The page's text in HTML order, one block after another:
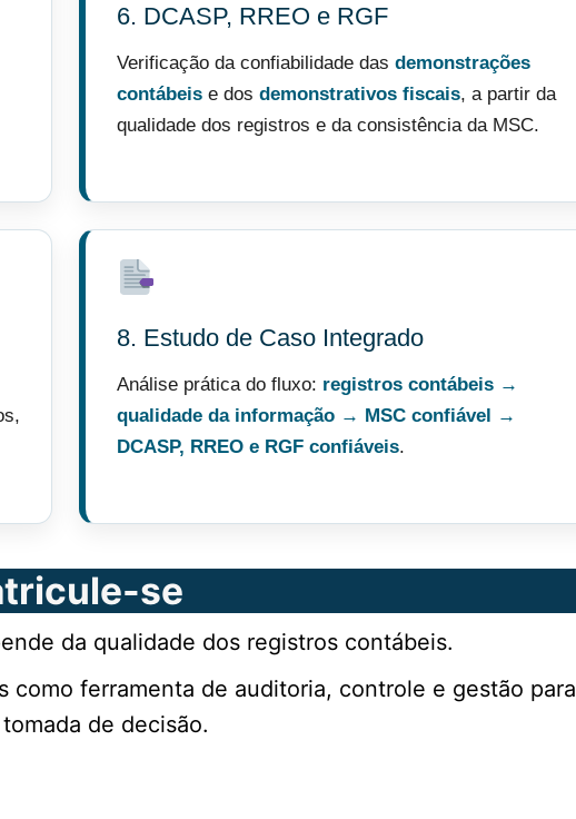
6. DCASP, RREO e RGF
Verificação da confiabilidade das demonstrações
contábeis e dos demonstrativos fiscais, a partir da
qualidade dos registros e da consistência da MSC.
8. Estudo de Caso Integrado
Análise prática do fluxo: registros contábeis →
qualidade da informação → MSC confiável →
DCASP, RREO e RGF confiáveis.
se
da qualidade dos registros contábeis.
como ferramenta de auditoria, controle e gestão para
de decisão.